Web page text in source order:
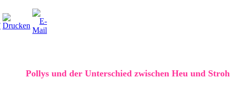
Pollys und der Unterschied zwischen Heu und Stroh